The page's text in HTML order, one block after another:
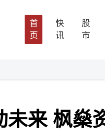
首
页
快
讯
股
市
未来 枫燊